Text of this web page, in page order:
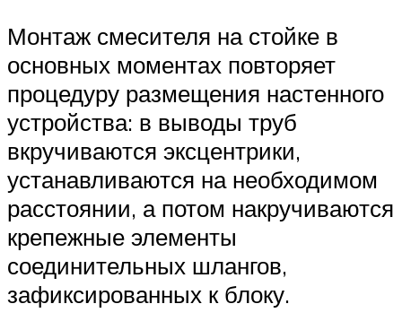
Монтаж смесителя на стойке в
основных моментах повторяет
процедуру размещения настенного
устройства: в выводы труб
вкручиваются эксцентрики,
устанавливаются на необходимом
расстоянии, а потом накручиваются
крепежные элементы
соединительных шлангов,
зафиксированных к блоку.